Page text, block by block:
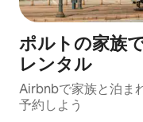
ポルトの家族
レンタル
Airbnbで家族と泊ま
予約しよう